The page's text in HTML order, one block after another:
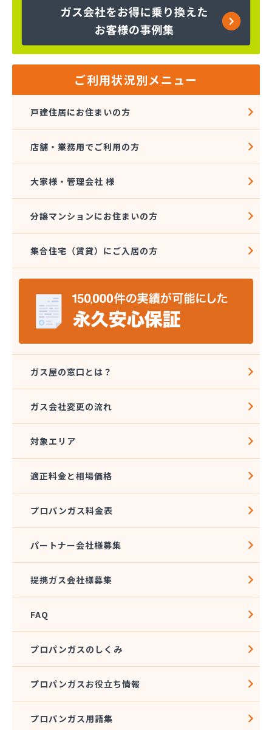
ご利用状況別メニュー
戸建住居にお住まいの方
店舗・業務用でご利用の方
大家様・管理会社 様
分譲マンションにお住まいの方
集合住宅（賃貸）にご入居の方
ガス屋の窓口とは？
ガス会社変更の流れ
対象エリア
適正料金と相場価格
プロパンガス料金表
パートナー会社様募集
提携ガス会社様募集
FAQ
プロパンガスのしくみ
プロパンガスお役立ち情報
プロパンガス用語集